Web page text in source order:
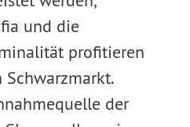
und die
profitieren
der